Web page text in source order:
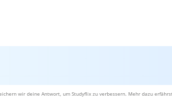
wir deine Antwort, um Studyflix zu verbessern. Mehr dazu